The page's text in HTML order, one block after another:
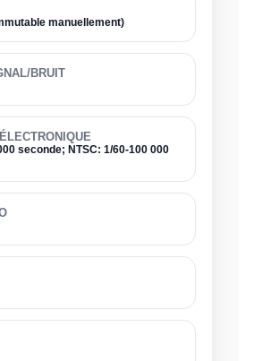
manuellement)
BRUIT
seconde; NTSC: 1/60-100 000